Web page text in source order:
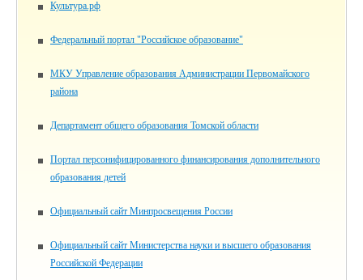
Культура.рф
Федеральный портал "Российское образование"
МКУ Управление образования Администрации Первомайского
района
Департамент общего образования Томской области
Портал персонифицированного финансирования дополнительного
образования детей
Официальный сайт Минпросвещения России
Официальный сайт Министерства науки и высшего образования
Российской Федерации